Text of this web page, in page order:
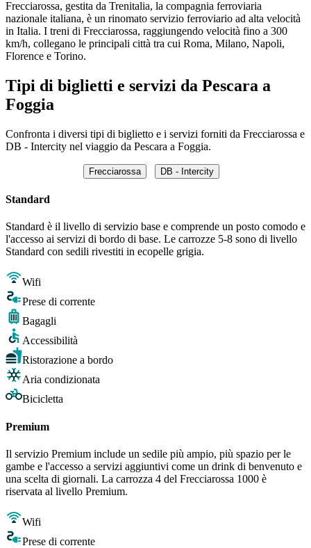
Frecciarossa, gestita da Trenitalia, la compagnia ferroviaria
nazionale italiana, è un rinomato servizio ferroviario ad alta velocità
in Italia. I treni di Frecciarossa, raggiungendo velocità fino a 300
km/h, collegano le principali città tra cui Roma, Milano, Napoli,
Florence e Torino.
Tipi di biglietti e servizi da Pescara a
Foggia
Confronta i diversi tipi di biglietto e i servizi forniti da Frecciarossa e
DB - Intercity nel viaggio da Pescara a Foggia.
Frecciarossa DB - Intercity
Standard
Standard è il livello di servizio base e comprende un posto comodo e
l'accesso ai servizi di bordo di base. Le carrozze 5-8 sono di livello
Standard con sedili rivestiti in ecopelle grigia.
Wifi
Prese di corrente
Bagagli
Accessibilità
Ristorazione a bordo
Aria condizionata
Bicicletta
Premium
Il servizio Premium include un sedile più ampio, più spazio per le
gambe e l'accesso a servizi aggiuntivi come un drink di benvenuto e
una scelta di giornali. La carrozza 4 del Frecciarossa 1000 è
riservata al livello Premium.
Wifi
Prese di corrente